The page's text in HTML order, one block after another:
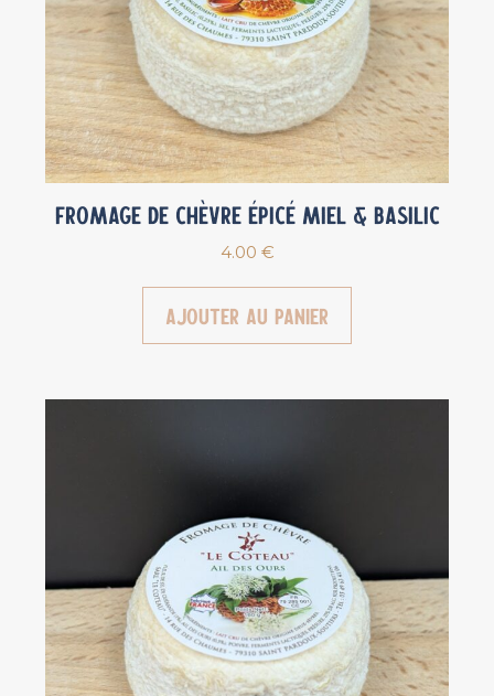
Fromage de chèvre épicé Miel & Basilic
4.00 €
Ajouter au panier